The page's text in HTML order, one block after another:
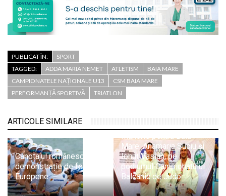
PUBLICAT ÎN:
SPORT
TAGGED:
ADDA MARIA NEMET ATLETISM
BAIA MARE
CAMPIONATELE NAȚIONALE U13
CSM BAIA MARE
PERFORMANȚĂ SPORTIVĂ
TRIATLON
ARTICOLE SIMILARE
Canotajul românesc,
demonstrație de forță la
Europene
Mândrie pentru Baia
Mare: Anamaria Suciu și
Ionuț Vasian, pe
podiumul Campionatului
Balcanic de Judo